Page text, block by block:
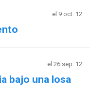
el 9 oct. 12
el 26 sep. 12
bajo una losa